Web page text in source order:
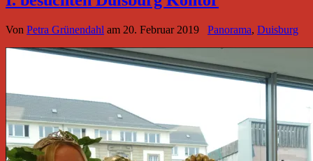
Von Petra Grünendahl am 20. Februar 2019 Panorama, Duisburg